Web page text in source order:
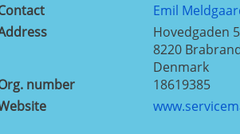
Emil
Hovedgaden
8220
Denmark
number
18619385